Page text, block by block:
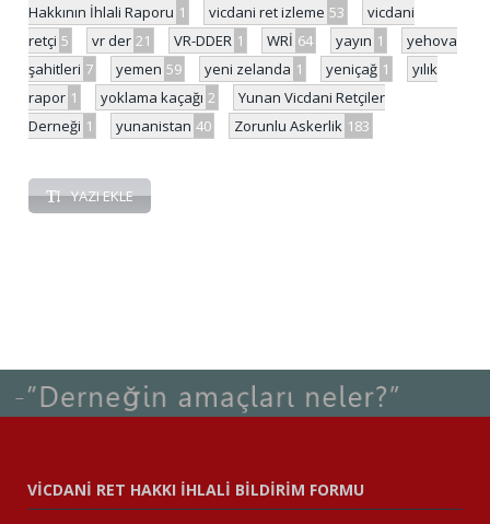
Hakkının İhlali Raporu 1 vicdani ret izleme 53
vicdani
retçi 5 vr der 21 VR-DDER 1 WRİ 64 yayın 1
yehova
şahitleri 7 yemen 59 yeni zelanda 1 yeniçağ 1
yılık
rapor 1 yoklama kaçağı 2
Yunan Vicdani Retçiler
Derneği 1 yunanistan 40 Zorunlu Askerlik 183
YAZI EKLE
VİCDANİ RET HAKKI İHLALİ BİLDİRİM FORMU